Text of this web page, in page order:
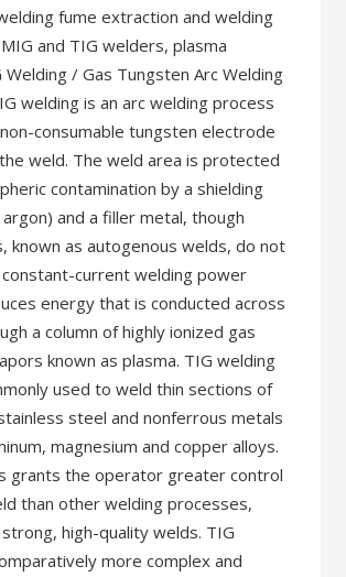
fume extraction and welding
and TIG welders, plasma
/ Gas Tungsten Arc Welding
welding is an arc welding process
consumable tungsten electrode
weld. The weld area is protected
contamination by a shielding
argon) and a filler metal, though
known as autogenous welds, do not
current welding power
energy that is conducted across
a column of highly ionized gas
known as plasma. TIG welding
used to weld thin sections of
steel and nonferrous metals
magnesium and copper alloys.
grants the operator greater control
than other welding processes,
high-quality welds. TIG
more complex and